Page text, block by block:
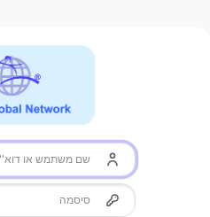
דילוג ליצירת חשבון חדש
שם משתמש או דוא''ל
סיסמה